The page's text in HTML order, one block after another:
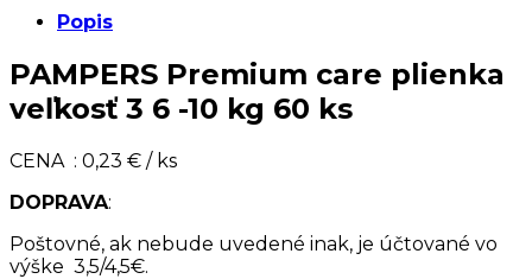
Popis
PAMPERS Premium care plienka
veľkosť 3 6 -10 kg 60 ks
CENA : 0,23 € / ks
DOPRAVA:
Poštovné, ak nebude uvedené inak, je účtované vo
výške 3,5/4,5€.